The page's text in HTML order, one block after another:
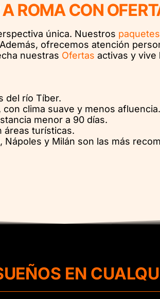
ROMA CON
única. Nuestros
ofrecemos atención
nuestras Ofertas activas y vive
del río Tíber.
con clima suave y menos afluencia.
menor a 90 días.
áreas turísticas.
Nápoles y Milán son las más
EN